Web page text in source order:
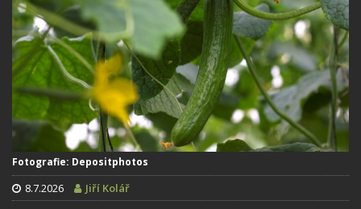
Fotografie: Depositphotos
8.7.2026 Jiří Kolář